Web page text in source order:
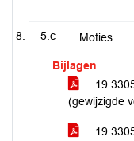
5.c Moties
Bijlagen
19
(gewijzigde
19